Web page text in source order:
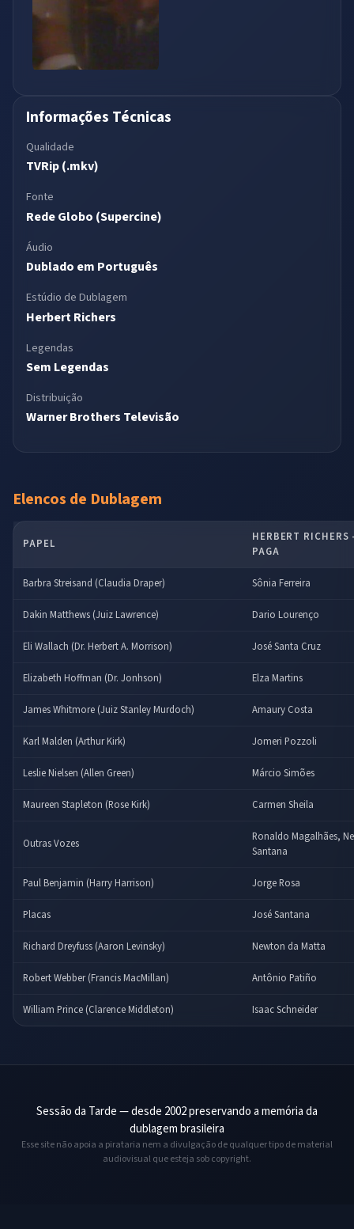
Informações Técnicas
Qualidade
TVRip (.mkv)
Fonte
Rede Globo (Supercine)
Áudio
Dublado em Português
Estúdio de Dublagem
Herbert Richers
Legendas
Sem Legendas
Distribuição
Warner Brothers Televisão
Elencos de Dublagem
PAPEL
HERBERT
PAGA
Barbra Streisand (Claudia Draper) Sônia Ferreira
Dakin Matthews (Juiz Lawrence) Dario Lourenço
Eli Wallach (Dr. Herbert A. Morrison) José Santa Cruz
Elizabeth Hoffman (Dr. Jonhson) Elza Martins
James Whitmore (Juiz Stanley Murdoch) Amaury Costa
Karl Malden (Arthur Kirk) Jomeri Pozzoli
Leslie Nielsen (Allen Green) Márcio Simões
Maureen Stapleton (Rose Kirk) Carmen Sheila
Outras Vozes
Ronaldo Magalhães,
Santana
Paul Benjamin (Harry Harrison) Jorge Rosa
Placas José Santana
Richard Dreyfuss (Aaron Levinsky) Newton da Matta
Robert Webber (Francis MacMillan) Antônio Patiño
William Prince (Clarence Middleton) Isaac Schneider
Sessão da Tarde — desde 2002 preservando a memória da
dublagem brasileira
Esse site não apoia a pirataria nem a divulgação de qualquer tipo de material
audiovisual que esteja sob copyright.